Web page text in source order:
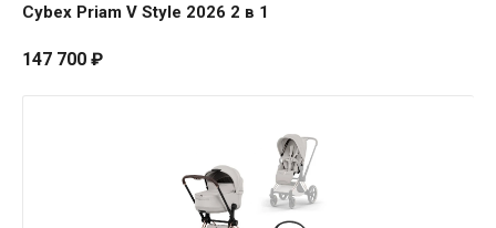
Cybex Priam V Style 2026 2 в 1
147 700 ₽